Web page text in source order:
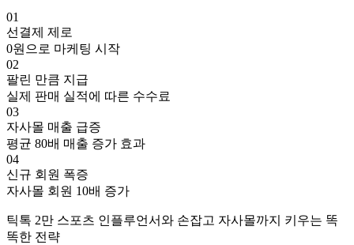
01
선결제 제로
0원으로 마케팅 시작
02
팔린 만큼 지급
실제 판매 실적에 따른 수수료
03
자사몰 매출 급증
평균 80배 매출 증가 효과
04
신규 회원 폭증
자사몰 회원 10배 증가
틱톡 2만 스포츠 인플루언서와 손잡고 자사몰까지 키우는 똑
똑한 전략